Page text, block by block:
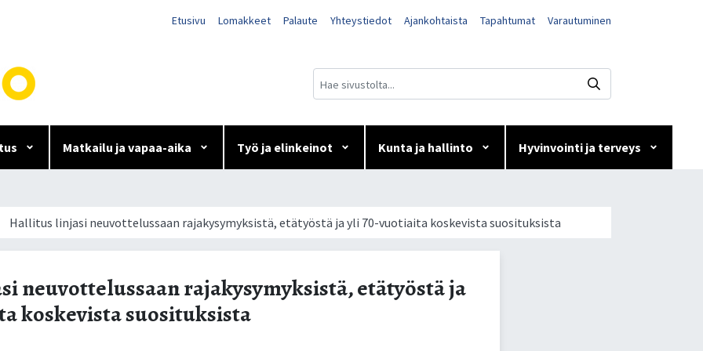
Etusivu Lomakkeet Palaute Yhteystiedot Ajankohtaista Tapahtumat Varautuminen
Matkailu ja vapaa-aika Työ ja elinkeinot Kunta ja hallinto Hyvinvointi ja terveys
rajakysymyksistä, etätyöstä ja yli
Hallitus linjasi neuvottelussaan rajakysymyksistä, etätyöstä ja yli 70-vuotiaita koskevista suosituksista
neuvottelussaan rajakysymyksistä, etätyöstä ja
koskevista suosituksista